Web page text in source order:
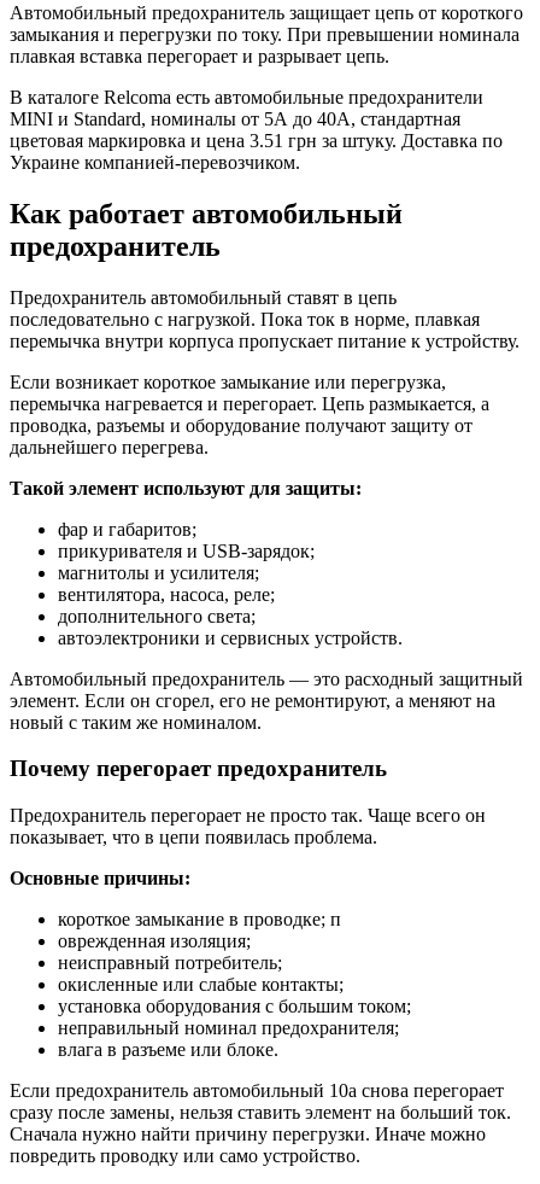
Автомобильный предохранитель защищает цепь от короткого
замыкания и перегрузки по току. При превышении номинала
плавкая вставка перегорает и разрывает цепь.
В каталоге Relcoma есть автомобильные предохранители
MINI и Standard, номиналы от 5А до 40А, стандартная
цветовая маркировка и цена 3.51 грн за штуку. Доставка по
Украине компанией-перевозчиком.
Как работает автомобильный
предохранитель
Предохранитель автомобильный ставят в цепь
последовательно с нагрузкой. Пока ток в норме, плавкая
перемычка внутри корпуса пропускает питание к устройству.
Если возникает короткое замыкание или перегрузка,
перемычка нагревается и перегорает. Цепь размыкается, а
проводка, разъемы и оборудование получают защиту от
дальнейшего перегрева.
Такой элемент используют для защиты:
фар и габаритов;
прикуривателя и USB-зарядок;
магнитолы и усилителя;
вентилятора, насоса, реле;
дополнительного света;
автоэлектроники и сервисных устройств.
Автомобильный предохранитель — это расходный защитный
элемент. Если он сгорел, его не ремонтируют, а меняют на
новый с таким же номиналом.
Почему перегорает предохранитель
Предохранитель перегорает не просто так. Чаще всего он
показывает, что в цепи появилась проблема.
Основные причины:
короткое замыкание в проводке; п
оврежденная изоляция;
неисправный потребитель;
окисленные или слабые контакты;
установка оборудования с большим током;
неправильный номинал предохранителя;
влага в разъеме или блоке.
Если предохранитель автомобильный 10а снова перегорает
сразу после замены, нельзя ставить элемент на больший ток.
Сначала нужно найти причину перегрузки. Иначе можно
повредить проводку или само устройство.